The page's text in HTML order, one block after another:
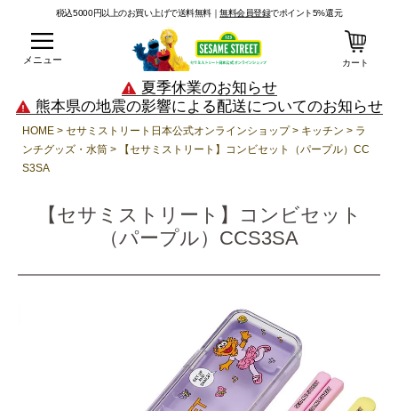
税込5000円以上のお買い上げで送料無料｜無料会員登録でポイント5%還元
メニュー カート
夏季休業のお知らせ
熊本県の地震の影響による配送についてのお知らせ
HOME セサミストリート日本公式オンラインショップ キッチン
ラ
ンチグッズ・水筒
【セサミストリート】コンビセット（パープル）CC
S3SA
【セサミストリート】コンビセット
（パープル）CCS3SA